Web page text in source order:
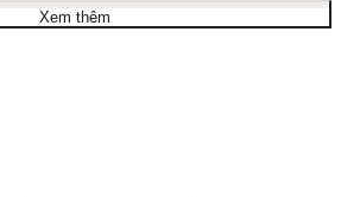
30m (100ft): Nói chung, chịu được
Xem thêm